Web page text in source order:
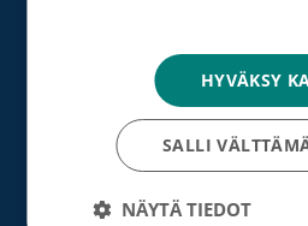
Suurlahjoitus
Yrityksille
HYVÄKSY
SALLI
NÄYTÄ TIEDOT